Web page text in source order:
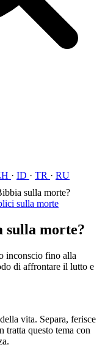
· ID · TR · RU
sulla morte?
sulla morte
sulla morte?
inconscio fino alla
di affrontare il lutto e
vita. Separa, ferisce
tratta questo tema con